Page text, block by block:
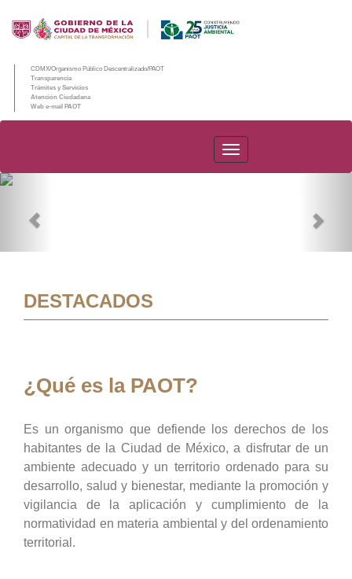
CDMX/Organismo Público Descentralizado/PAOT
Transparencia
Trámites y Servicios
Atención Ciudadana
Web e-mail PAOT
PAOT
DESTACADOS
¿Qué es la PAOT?
Es un organismo que defiende los derechos de los
habitantes de la Ciudad de México, a disfrutar de un
ambiente adecuado y un territorio ordenado para su
desarrollo, salud y bienestar, mediante la promoción y
vigilancia de la aplicación y cumplimiento de la
normatividad en materia ambiental y del ordenamiento
territorial.